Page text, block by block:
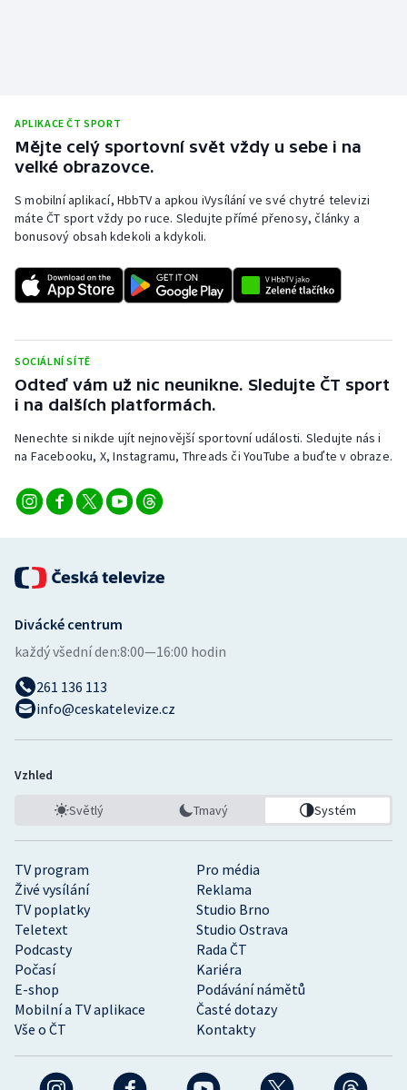
APLIKACE ČT SPORT
Mějte celý sportovní svět vždy u sebe i na
velké obrazovce.
S mobilní aplikací, HbbTV a apkou iVysílání ve své chytré televizi
máte ČT sport vždy po ruce. Sledujte přímé přenosy, články a
bonusový obsah kdekoli a kdykoli.
SOCIÁLNÍ SÍTĚ
Odteď vám už nic neunikne. Sledujte ČT sport
i na dalších platformách.
Nenechte si nikde ujít nejnovější sportovní události. Sledujte nás i
na Facebooku, X, Instagramu, Threads či YouTube a buďte v obraze.
TV program
Pro média
Živé vysílání
Reklama
TV poplatky
Studio Brno
Teletext
Studio Ostrava
Podcasty
Rada ČT
Počasí
Kariéra
E-shop
Podávání námětů
Mobilní a TV aplikace
Časté dotazy
Vše o ČT
Kontakty
Divácké centrum
každý všední den:8:00—16:00 hodin
261 136 113
info@ceskatelevize.cz
Vzhled
Světlý Tmavý Systém